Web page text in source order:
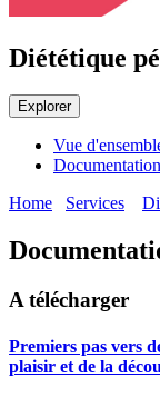
Diététique
Explorer
Vue
Documentation
Home
Services
A télécharger
Premiers pas vers
plaisir et de la